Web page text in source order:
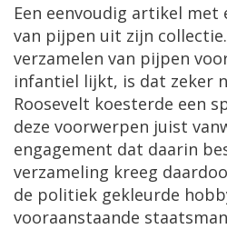
Een eenvoudig artikel met
van pijpen uit zijn collectie.
verzamelen van pijpen
infantiel lijkt, is dat zeker
Roosevelt koesterde een
deze voorwerpen juist
engagement dat daarin
verzameling kreeg
de politiek gekleurde
vooraanstaande staatsman